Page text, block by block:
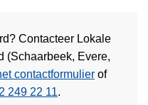
Contacteer Lokale
(Schaarbeek, Evere,
contactformulier of
249 22 11.